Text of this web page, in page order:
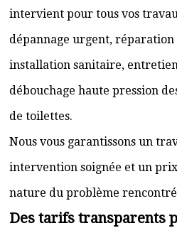
intervient pour tous vos
dépannage urgent, réparation
installation sanitaire,
débouchage haute pression
de toilettes.
Nous vous garantissons un
intervention soignée et un
nature du problème
Des tarifs transparents